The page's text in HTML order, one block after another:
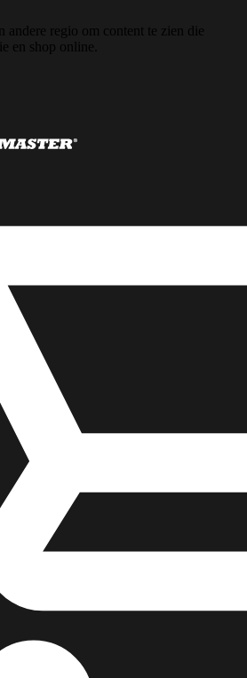
andere regio om content te zien die
en shop online.